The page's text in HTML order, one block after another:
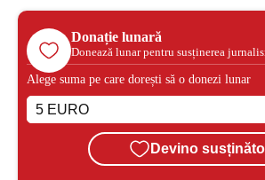
Donație lunară
Donează lunar pentru susținerea
Alege suma pe care dorești să o donezi lunar
Devino